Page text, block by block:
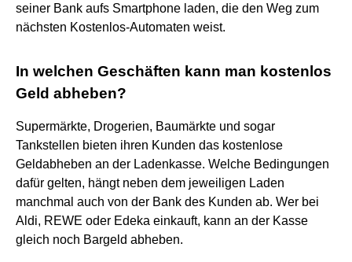
seiner Bank aufs Smartphone laden, die den Weg zum
nächsten Kostenlos-Automaten weist.
In welchen Geschäften kann man kostenlos
Geld abheben?
Supermärkte, Drogerien, Baumärkte und sogar
Tankstellen bieten ihren Kunden das kostenlose
Geldabheben an der Ladenkasse. Welche Bedingungen
dafür gelten, hängt neben dem jeweiligen Laden
manchmal auch von der Bank des Kunden ab. Wer bei
Aldi, REWE oder Edeka einkauft, kann an der Kasse
gleich noch Bargeld abheben.